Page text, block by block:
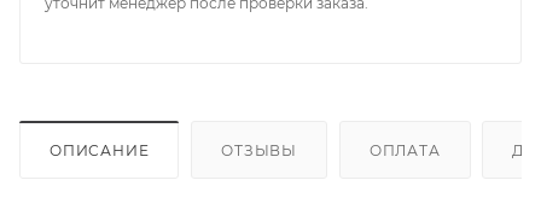
ОПИСАНИЕ ОТЗЫВЫ ОПЛАТА